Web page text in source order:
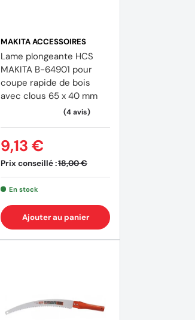
MAKITA ACCESSOIRES
Lame plongeante HCS
MAKITA B-64901 pour
coupe rapide de bois
avec clous 65 x 40 mm
Prix conseillé :18,00 €
9,13 €
En stock
Ajouter au panier